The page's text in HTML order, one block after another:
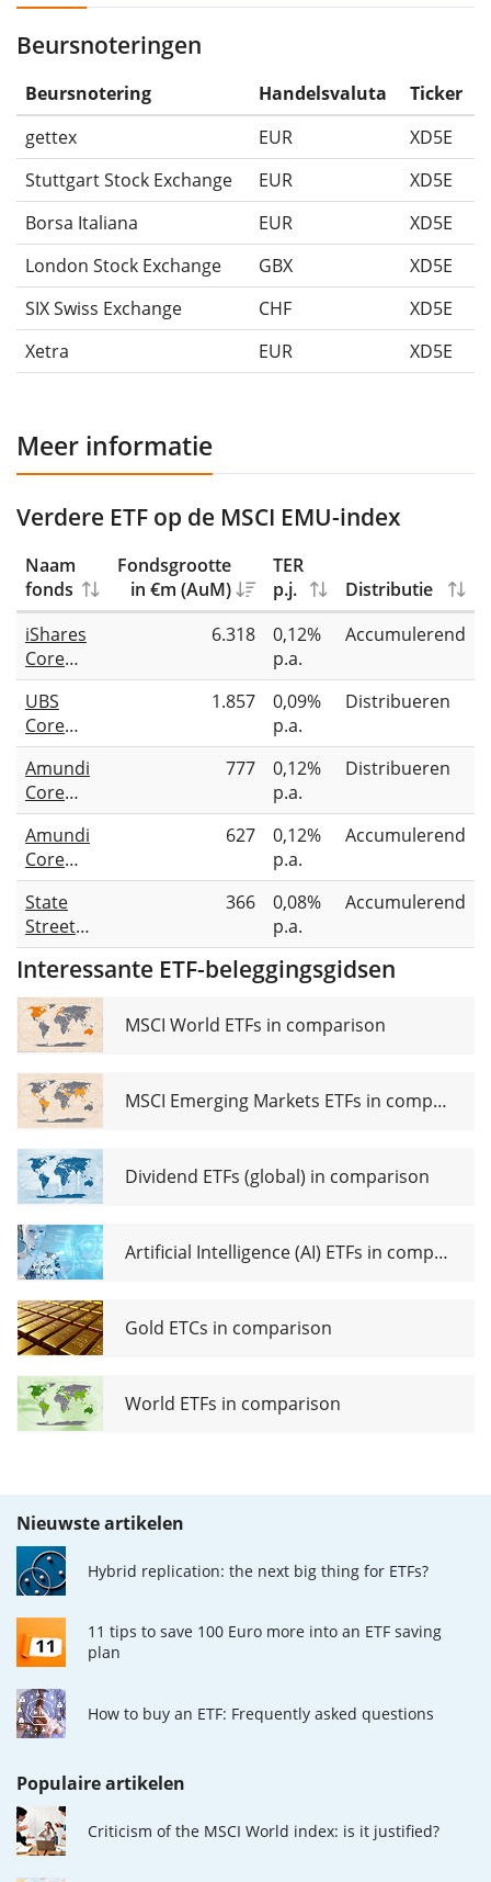
Beursnoteringen
Beursnotering Handelsvaluta
Ticker
gettex
EUR
XD5E
Stuttgart Stock Exchange
EUR
XD5E
Borsa Italiana
EUR
XD5E
London Stock Exchange
GBX
XD5E
SIX Swiss Exchange
CHF
XD5E
Xetra
EUR XD5E
Meer informatie
Verdere ETF op de MSCI EMU-index
Naam
fonds
Fondsgrootte
in €m (AuM)
TER
p.j.
Distributie
iShares
Core
MSCI
EMU
UCITS
ETF EUR
(Acc)
6.318
0,12%
p.a.
Accumulerend
UBS
Core
MSCI
EMU
UCITS
ETF EUR
dis
1.857
0,09%
p.a.
Distribueren
Amundi
Core
MSCI
EMU
UCITS
ETF Dist
777
0,12%
p.a.
Distribueren
Amundi
Core
MSCI
EMU
UCITS
ETF Acc
627
0,12%
p.a.
Accumulerend
State
Street
SPDR
MSCI
EMU
UCITS
ETF EUR
366
0,08%
p.a.
Accumulerend
Interessante ETF-beleggingsgidsen
MSCI World ETFs in comparison
MSCI Emerging Markets ETFs in comparison
Dividend ETFs (global) in comparison
Artificial Intelligence (AI) ETFs in comparison
Gold ETCs in comparison
World ETFs in comparison
Nieuwste artikelen
Hybrid replication: the next big thing for ETFs?
11 tips to save 100 Euro more into an ETF saving
plan
How to buy an ETF: Frequently asked questions
Populaire artikelen
Criticism of the MSCI World index: is it justified?